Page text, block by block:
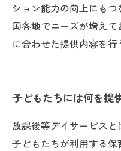
ション能力の向上にも
国各地でニーズが増え
に合わせた提供内容を行
子どもたちには何を提
放課後等デイサービス
子どもたちが利用する